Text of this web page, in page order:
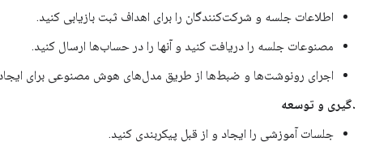
اطلاعات جلسه و شرکت‌کنندگان را برای اهداف ثبت بازیابی کنید.
مصنوعات جلسه را دریافت کنید و آنها را در حساب‌ها ارسال کنید.
اجرای رونوشت‌ها و ضبط‌ها از طریق مدل‌های هوش مصنوعی برای
یادگیری و توسعه
جلسات آموزشی را ایجاد و از قبل پیکربندی کنید.